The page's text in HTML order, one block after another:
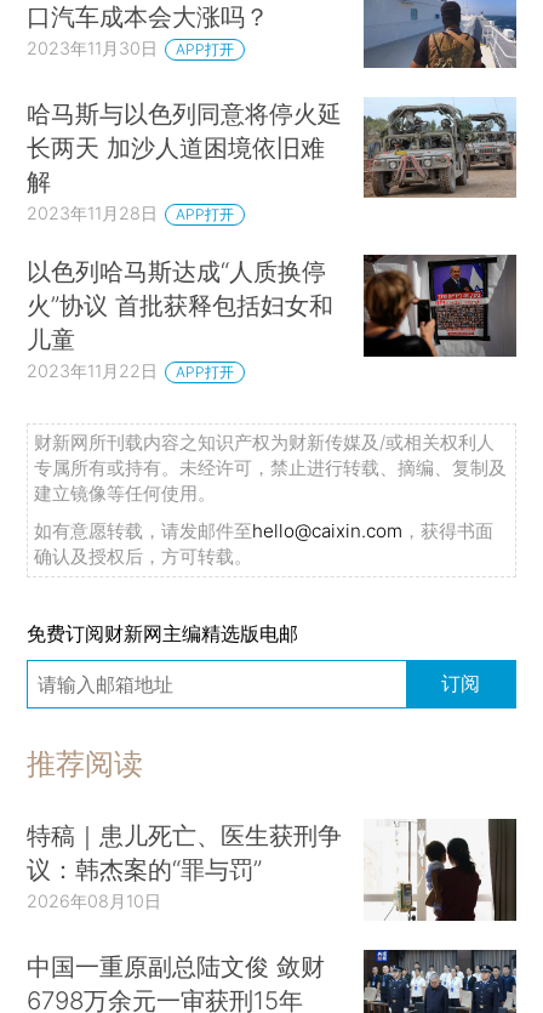
口汽车成本会大涨吗？
2023年11月30日 APP打开
哈马斯与以色列同意将停火延
长两天 加沙人道困境依旧难
解
2023年11月28日 APP打开
以色列哈马斯达成“人质换停
火”协议 首批获释包括妇女和
儿童
2023年11月22日 APP打开
财新网所刊载内容之知识产权为财新传媒及/或相关权利人
专属所有或持有。未经许可，禁止进行转载、摘编、复制及
建立镜像等任何使用。
如有意愿转载，请发邮件至hello@caixin.com ，获得书面
确认及授权后，方可转载。
免费订阅财新网主编精选版电邮
订阅
推荐阅读
特稿｜患儿死亡、医生获刑争
议：韩杰案的“罪与罚”
2026年08月10日
中国一重原副总陆文俊 敛财
6798万余元一审获刑15年